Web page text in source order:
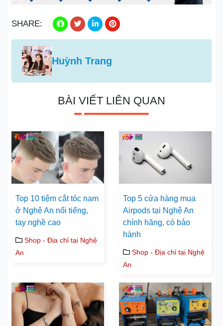
SHARE:
Huỳnh Trang
BÀI VIẾT LIÊN QUAN
Top 10 tiệm cắt tóc nam
ở Nghệ An nổi tiếng,
tay nghề cao
Shop - Địa chỉ tại Nghệ
An
Top 5 cửa hàng mua
Airpods tại Nghệ An
chính hãng, có bảo
hành
Shop - Địa chỉ tại Nghệ
An